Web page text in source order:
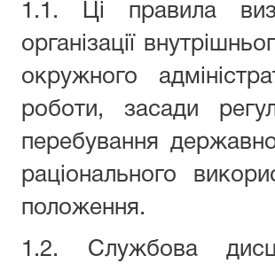
1.1. Ці правила
організації
окружного
роботи, засади
перебування
раціонального
положення.
1.2. Службова